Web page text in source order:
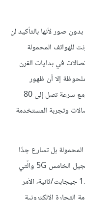
صور لأنها بالتأكيد لن
للهواتف المحمولة
في بدايات القرن
إلا أن ظهور
خدمات الإنترنت من الجيل الرابع عام 2009 ومع سرعة تصل إلى 80
وتجربة المستخدمة
بل تسارع جدًا
وفي عام 2016 ظهرت خدمات الإنترنت من الجيل الخامس 5G والّتي
ستصل سرعتها إلى في الظروف المثالية إلى 1.8 جيجابت/ثانية، الأمر